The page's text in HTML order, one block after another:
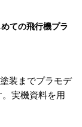
ての飛行機プラ
装までプラモデ
実機資料を用